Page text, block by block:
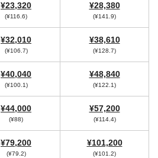
¥23,320
(¥116.6)
¥28,380
(¥141.9)
¥32,010
(¥106.7)
¥38,610
(¥128.7)
¥40,040
(¥100.1)
¥48,840
(¥122.1)
¥44,000
(¥88)
¥57,200
(¥114.4)
¥79,200
(¥79.2)
¥101,200
(¥101.2)